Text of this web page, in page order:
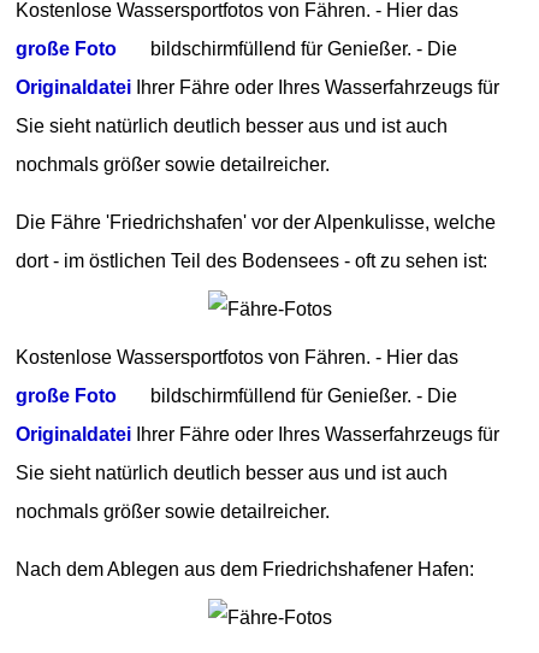
Kostenlose Wassersportfotos von Fähren. - Hier das
große Foto
bildschirmfüllend für Genießer. - Die
Originaldatei Ihrer Fähre oder Ihres Wasserfahrzeugs für
Sie sieht natürlich deutlich besser aus und ist auch
nochmals größer sowie detailreicher.
Die Fähre 'Friedrichshafen' vor der Alpenkulisse, welche
dort - im östlichen Teil des Bodensees - oft zu sehen ist:
Kostenlose Wassersportfotos von Fähren. - Hier das
große Foto
bildschirmfüllend für Genießer. - Die
Originaldatei Ihrer Fähre oder Ihres Wasserfahrzeugs für
Sie sieht natürlich deutlich besser aus und ist auch
nochmals größer sowie detailreicher.
Nach dem Ablegen aus dem Friedrichshafener Hafen: